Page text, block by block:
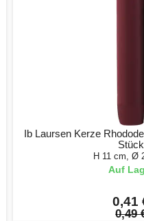
Ib Laursen Kerze
Stück
H 11 cm, Ø
Auf
0,41
0,49